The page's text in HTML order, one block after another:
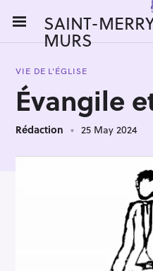
i
SAINT-
MURS
VIE DE L'ÉGLISE
Évangile
Rédaction 25 May 2024